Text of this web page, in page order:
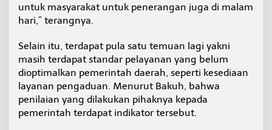
untuk masyarakat untuk penerangan juga di malam
hari,” terangnya.
Selain itu, terdapat pula satu temuan lagi yakni
masih terdapat standar pelayanan yang belum
dioptimalkan pemerintah daerah, seperti kesediaan
layanan pengaduan. Menurut Bakuh, bahwa
penilaian yang dilakukan pihaknya kepada
pemerintah terdapat indikator tersebut.